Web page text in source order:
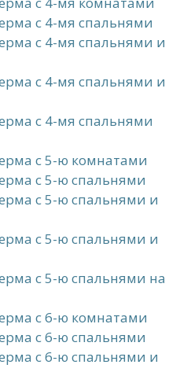
с 4-мя спальнями
с 4-мя спальнями и
с 4-мя спальнями и
с 4-мя спальнями
с 5-ю комнатами
с 5-ю спальнями
с 5-ю спальнями и
с 5-ю спальнями и
с 5-ю спальнями на
с 6-ю комнатами
с 6-ю спальнями
с 6-ю спальнями и